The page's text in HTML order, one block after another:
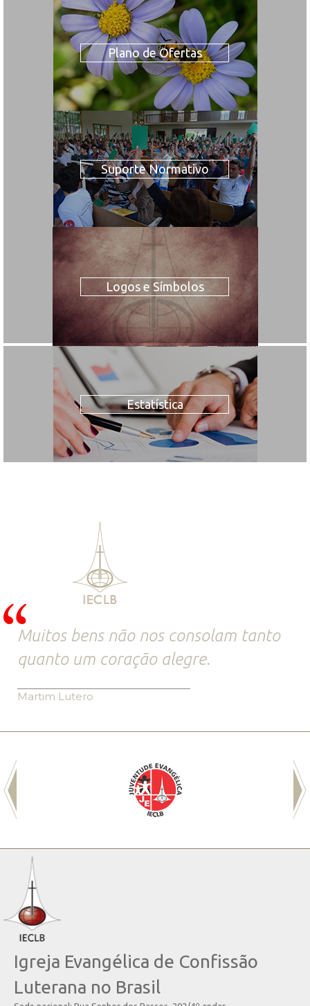
Plano de Ofertas
Suporte Normativo
Logos e Símbolos
Estatística
Muitos bens não nos consolam tanto
quanto um coração alegre.
Martim Lutero
Igreja Evangélica de Confissão
Luterana no Brasil